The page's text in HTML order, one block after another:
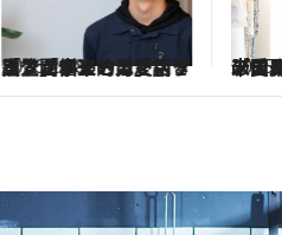
2026.2.28
「人間本来の力を引き出す」シューズが話題 「アルトラ」スタッフが個人的に愛用する登山ギアとは？ デイパックが大人気！ 米国発ライフスタ